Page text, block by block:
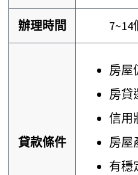
辦理時間
貸款條件
房屋
房貸
信用
房屋
有穩